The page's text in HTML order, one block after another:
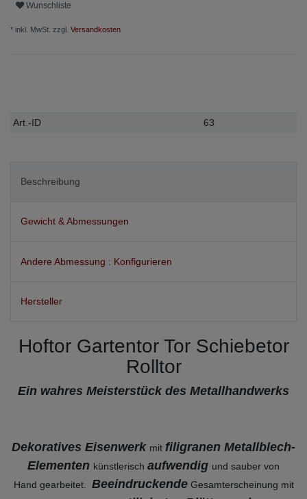
Wunschliste
* inkl. MwSt. zzgl. Versandkosten
Technisches
Wert
Art.-ID 63
Beschreibung
Gewicht & Abmessungen
Andere Abmessung : Konfigurieren
Hersteller
Hoftor Gartentor Tor Schiebetor
Rolltor
Ein wahres Meisterstück des Metallhandwerks
Dekoratives Eisenwerk mit filigranen Metallblech-
Elementen künstlerisch aufwendig und sauber von
Hand gearbeitet. BeeindruckendeGesamterscheinung mit